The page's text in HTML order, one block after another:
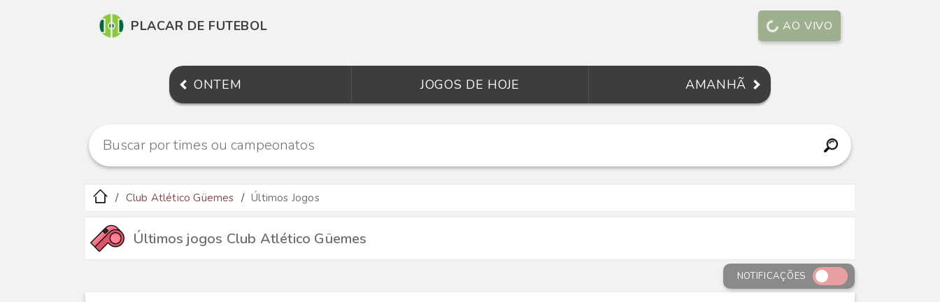
PLACAR DE FUTEBOL AO VIVO
ONTEM JOGOS DE HOJE AMANHÃ
Club Atlético Güemes Últimos Jogos
Últimos jogos Club Atlético Güemes
NOTIFICAÇÕES